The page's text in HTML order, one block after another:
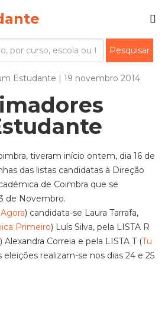
Estudante | 19 novembro 2014
tiveram início ontem, dia 16 de
das listas candidatas à Direção
de Coimbra que se
de Novembro.
) candidata-se Laura Tarrafa,
Primeiro) Luís Silva, pela LISTA R
) Alexandra Correia e pela LISTA T (Tu
eleições realizam-se nos dias 24 e 25